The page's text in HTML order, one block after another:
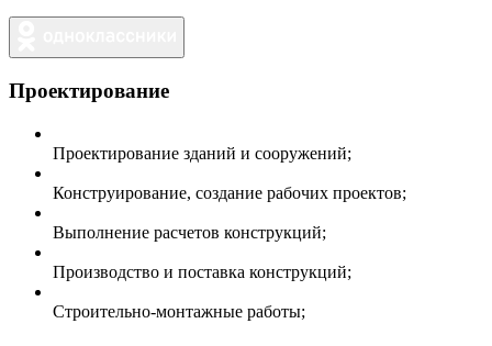
Проектирование
Проектирование зданий и сооружений;
Конструирование, создание рабочих проектов;
Выполнение расчетов конструкций;
Производство и поставка конструкций;
Строительно-монтажные работы;